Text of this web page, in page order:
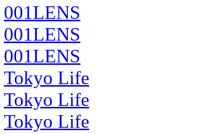
001LENS
001LENS
001LENS
Tokyo Life
Tokyo Life
Tokyo Life